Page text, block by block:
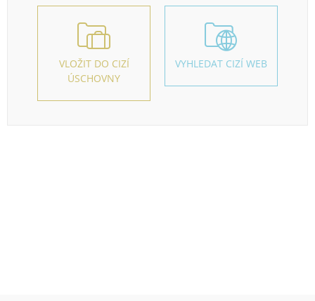
VLOŽIT DO CIZÍ
ÚSCHOVNY
VYHLEDAT CIZÍ WEB